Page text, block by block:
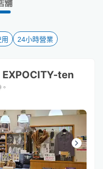
舖
24小時營業
ten